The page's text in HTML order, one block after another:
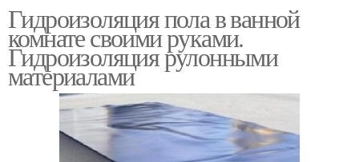
гидроизоляции
Гидроизоляция под
черновую стяжку
Напольная
гидроизоляция
Гидроизоляция на
цементной основе
Гидроизоляция пола в ванной
комнате своими руками.
Гидроизоляция рулонными
материалами